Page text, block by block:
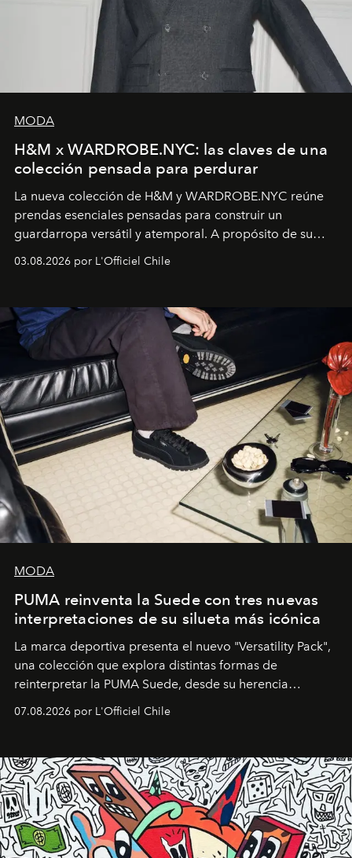
MODA
H&M x WARDROBE.NYC: las claves de una
colección pensada para perdurar
La nueva colección de H&M y WARDROBE.NYC reúne
prendas esenciales pensadas para construir un
guardarropa versátil y atemporal. A propósito de su
la asesora creativa y jefa de diseño global de la marca
y la filosofía detrás de la propuesta.
03.08.2026 por L'Officiel Chile
MODA
PUMA reinventa la Suede con tres nuevas
interpretaciones de su silueta más icónica
La marca deportiva presenta el nuevo "Versatility Pack",
una colección que explora distintas formas de
reinterpretar la PUMA Suede, desde su herencia
diseño y el universo outdoor.
07.08.2026 por L'Officiel Chile